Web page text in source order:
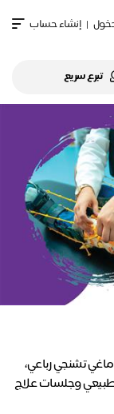
| إنشاء حساب
تبرع سريع
من شلل دماغي تشنجي رباعي،
طبيعي وجلسات علاج